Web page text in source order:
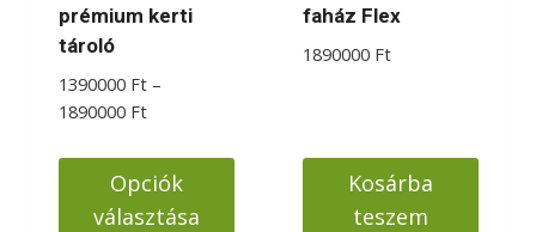
prémium kerti
tároló
1390000 Ft –
1890000 FtÁrtartomány:
-
1890000 Ft
Opciók
választása
faház Flex
1890000 Ft
Kosárba
teszem